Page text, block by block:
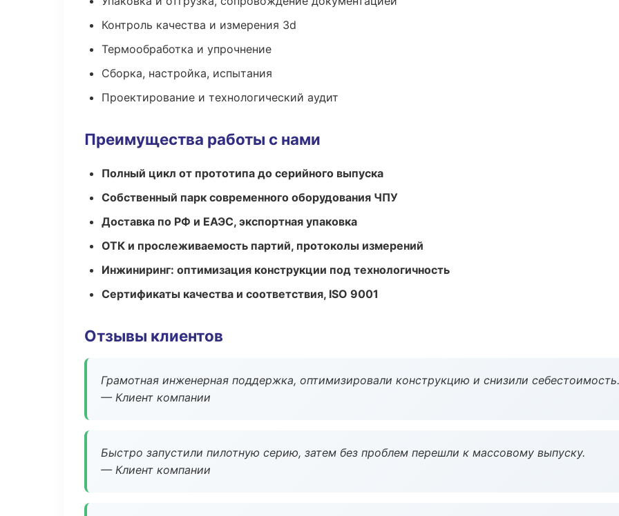
Контроль качества и измерения 3d
Термообработка и упрочнение
Сборка, настройка, испытания
Проектирование и технологический аудит
Преимущества работы с нами
Полный цикл от прототипа до серийного выпуска
Собственный парк современного оборудования ЧПУ
Доставка по РФ и ЕАЭС, экспортная упаковка
ОТК и прослеживаемость партий, протоколы измерений
Инжиниринг: оптимизация конструкции под технологичность
Сертификаты качества и соответствия, ISO 9001
Отзывы клиентов
Грамотная инженерная поддержка, оптимизировали конструкцию и снизили себестоимость.
— Клиент компании
Быстро запустили пилотную серию, затем без проблем перешли к массовому выпуску.
— Клиент компании